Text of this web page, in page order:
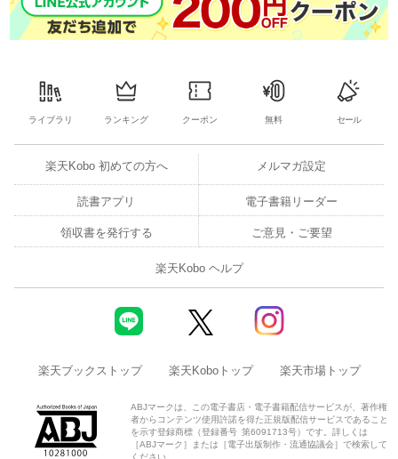
ライブラリ ランキング クーポン 無料 セール
楽天Kobo 初めての方へ メルマガ設定
読書アプリ 電子書籍リーダー
領収書を発行する ご意見・ご要望
楽天Kobo ヘルプ
楽天ブックストップ 楽天Koboトップ 楽天市場トップ
ABJマークは、この電子書店・電子書籍配信サービスが、著作権
者からコンテンツ使用許諾を得た正規版配信サービスであること
を示す登録商標（登録番号 第6091713号）です。詳しくは
［ABJマーク］または［電子出版制作・流通協議会］で検索して
ください。